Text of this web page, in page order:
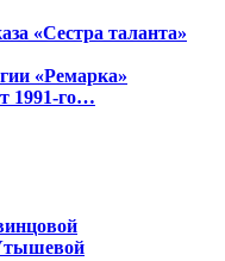
«Сестра таланта»
«Ремарка»
1991-го…